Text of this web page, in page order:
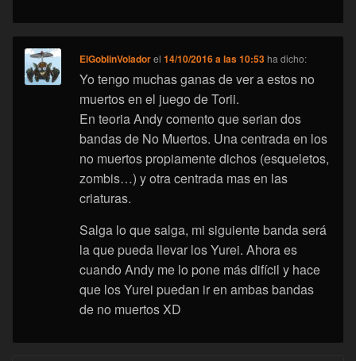
ElGoblinVoladorel14/10/2016 a las 10:53 ha dicho:
Yo tengo muchas ganas de ver a estos no
muertos en el juego de Torii.
En teoria Andy comento que serian dos
bandas de No Muertos. Una centrada en los
no muertos propiamente dichos (esqueletos,
zombis…) y otra centrada mas en las
criaturas.
Salga lo que salga, mi siguiente banda será
la que pueda llevar los Yurei. Ahora es
cuando Andy me lo pone más difícil y hace
que los Yurei puedan ir en ambas bandas
de no muertos XD